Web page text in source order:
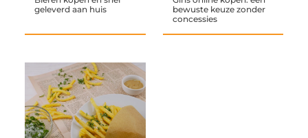
geleverd aan huis
bewuste keuze zonder
concessies